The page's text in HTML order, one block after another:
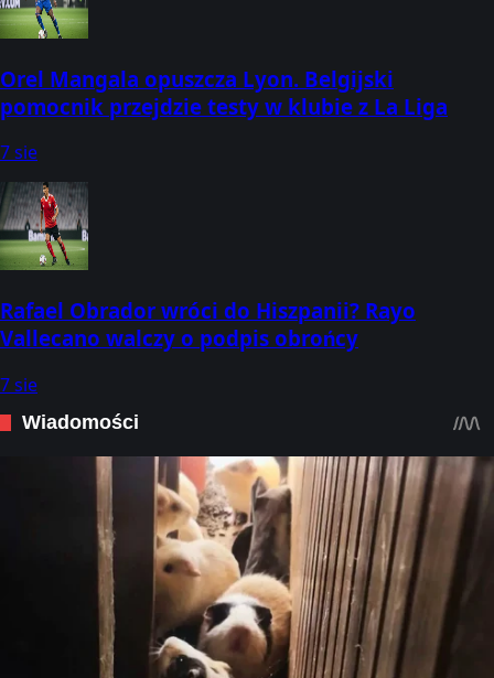
Orel Mangala opuszcza Lyon. Belgijski
pomocnik przejdzie testy w klubie z La Liga
7 sie
Rafael Obrador wróci do Hiszpanii? Rayo
Vallecano walczy o podpis obrońcy
7 sie